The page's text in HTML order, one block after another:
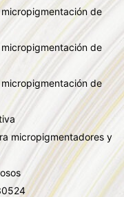
de
de
de
micropigmentadores y